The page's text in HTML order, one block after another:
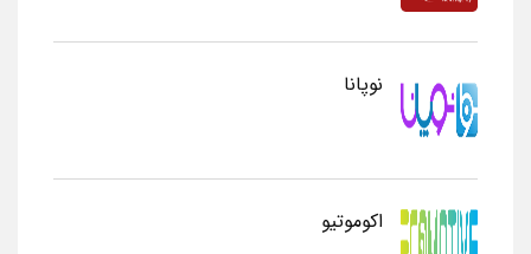
نوپانا
اکوموتیو